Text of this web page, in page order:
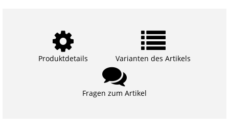
Produktdetails Varianten des Artikels
Fragen zum Artikel